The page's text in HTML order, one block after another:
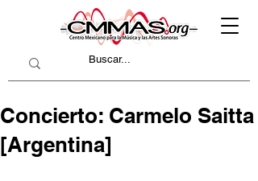
Concierto: Carmelo Saitta
[Argentina]